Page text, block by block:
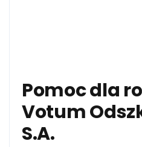
Pomoc dla
Votum
S.A.